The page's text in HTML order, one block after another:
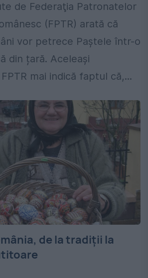
de Federaţia Patronatelor
(FPTR) arată că
vor petrece Paștele într-o
din țară. Aceleași
mai indică faptul că,...
de la tradiţii la